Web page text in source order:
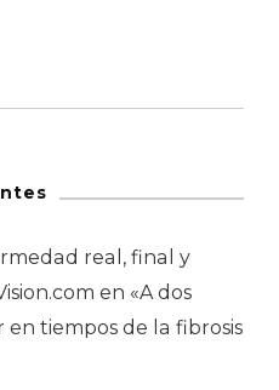
real, final y
en «A dos
en tiempos de la fibrosis